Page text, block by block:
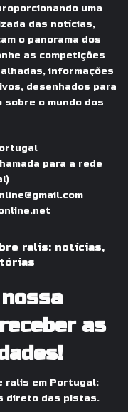
uma
das notícias,
o panorama dos
as competições
informações
desenhados para
o mundo dos
para a rede
ralis: notícias,
as
ralis em Portugal:
direto das pistas.